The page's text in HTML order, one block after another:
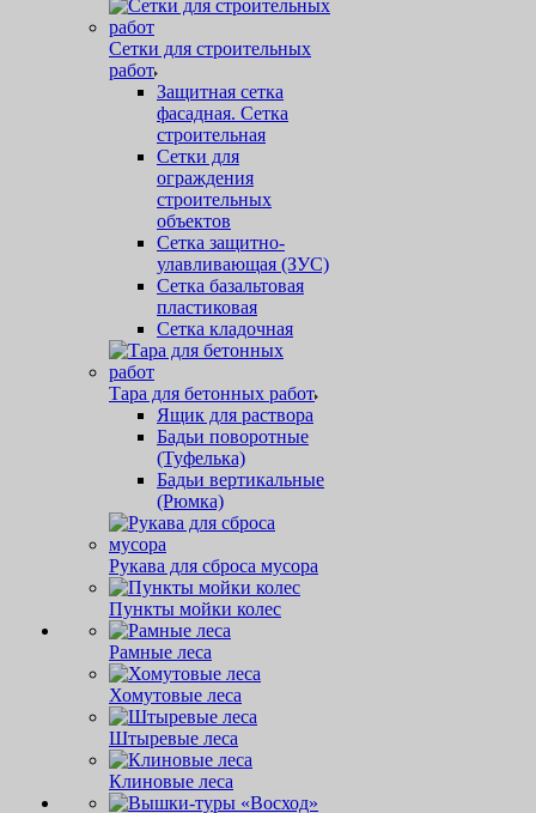
Сетки для строительных
работ
Защитная cетка
фасадная. Сетка
строительная
Сетки для
ограждения
строительных
объектов
Сетка защитно-
улавливающая (ЗУС)
Сетка базальтовая
пластиковая
Сетка кладочная
Тара для бетонных работ
Ящик для раствора
Бадьи поворотные
(Туфелька)
Бадьи вертикальные
(Рюмка)
Рукава для сброса мусора
Пункты мойки колес
Рамные леса
Хомутовые леса
Штыревые леса
Клиновые леса